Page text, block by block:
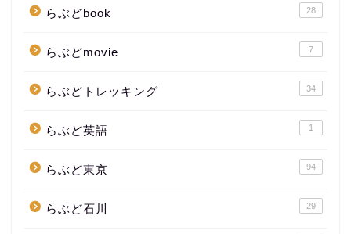
らぶどbook 28
らぶどmovie 7
らぶどトレッキング 34
らぶど英語 1
らぶど東京 94
らぶど石川 29